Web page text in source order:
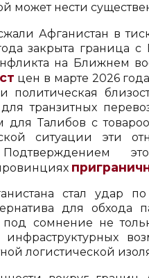
может нести
Афганистан в
закрыта граница
на Ближнем
цен в марте 2026
политическая
транзитных
для Талибов с
ситуации эти
стал удар
для обхода
под сомнение не
логистической